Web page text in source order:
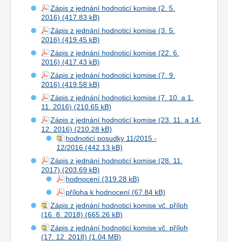
Zápis z jednání hodnoticí komise (2. 5.
2016)
Zápis z jednání hodnoticí komise (3. 5.
2016)
Zápis z jednání hodnoticí komise (22. 6.
2016)
Zápis z jednání hodnoticí komise (7. 9.
2016)
Zápis z jednání hodnoticí komise (7. 10. a 1.
11. 2016)
Zápis z jednání hodnoticí komise (23. 11. a 14.
12. 2016)
hodnoticí posudky 11/2015 -
12/2016
Zápis z jednání hodnoticí komise (28. 11.
2017)
hodnocení
příloha k hodnocení
Zápis z jednání hodnoticí komise vč. příloh
(16. 8. 2018)
Zápis z jednání hodnoticí komise vč. příloh
(17. 12. 2018)